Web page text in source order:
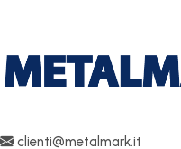
clienti@metalmark.it